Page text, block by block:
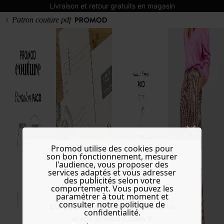
Livraison et retour gratuits en magasin
Do you want to be redirected to
www.promod.com ?
Patron couture pdf
Promod utilise des cookies pour
son bon fonctionnement, mesurer
l'audience, vous proposer des
services adaptés et vous adresser
des publicités selon votre
comportement. Vous pouvez les
paramétrer à tout moment et
consulter notre politique de
confidentialité.